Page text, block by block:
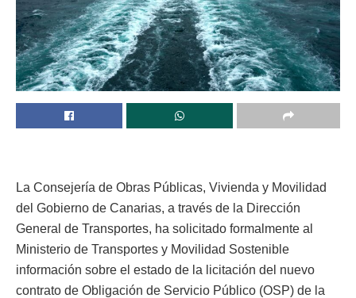
La Consejería de Obras Públicas, Vivienda y Movilidad
del Gobierno de Canarias, a través de la Dirección
General de Transportes, ha solicitado formalmente al
Ministerio de Transportes y Movilidad Sostenible
información sobre el estado de la licitación del nuevo
contrato de Obligación de Servicio Público (OSP) de la